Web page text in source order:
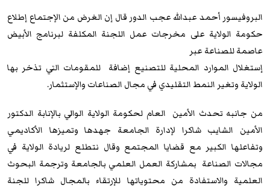
البروفيسور أحمد عبدالله عجب الدور قال إن الغرض من الإجتماع إطلاع
حكومة الولاية على مخرجات عمل اللجنة المكلفة لبرنامج الأبيض
عاصمة للصناعة عبر
إستغلال الموارد المحلية للتصنيع إضافة للمقومات التي تذخر بها
الولاية وتغير النمط التقليدي في مجال الصناعات والإستثمار.
من جانبه تحدث الأمين العام لحكومة الولاية الوالي بالإنابة الدكتور
الأمين الشايب شاكرا لإدارة الجامعة جهدها وتميزها الأكاديمي
وتفاعلها الكبير مع قضايا المجتمع وقال نتطلع لريادة الولاية في
مجالات الصناعة بمشاركة العمل العلمي بالجامعة وترجمة البحوث
العلمية والاستفادة من محتوياتها للإرتقاء بالمجال شاكرا للجنة